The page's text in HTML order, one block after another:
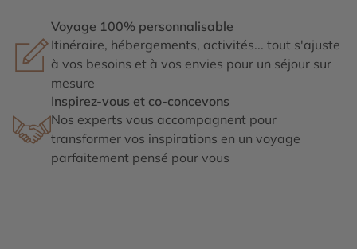
Voyage 100% personnalisable
Itinéraire, hébergements, activités... tout s'ajuste
à vos besoins et à vos envies pour un séjour sur
mesure
Inspirez-vous et co-concevons
Nos experts vous accompagnent pour
transformer vos inspirations en un voyage
parfaitement pensé pour vous